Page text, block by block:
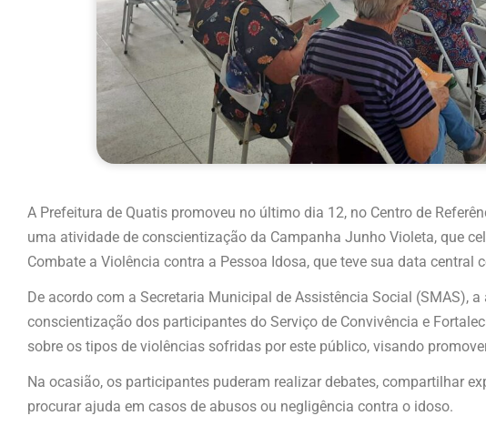
A Prefeitura de Quatis promoveu no último dia 12, no Centro de
uma atividade de conscientização da Campanha Junho Violeta, que
Combate a Violência contra a Pessoa Idosa, que teve sua data central
De acordo com a Secretaria Municipal de Assistência Social (SMAS),
conscientização dos participantes do Serviço de Convivência e
sobre os tipos de violências sofridas por este público, visando
Na ocasião, os participantes puderam realizar debates, compartilhar
procurar ajuda em casos de abusos ou negligência contra o idoso.